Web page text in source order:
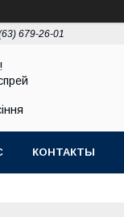
679-26-01
КОНТАКТЫ